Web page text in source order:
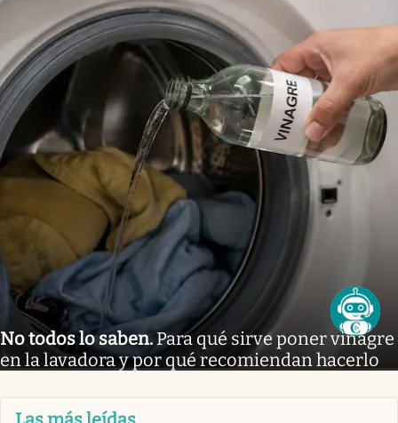
No todos lo saben. Para qué sirve poner vinagre
en la lavadora y por qué recomiendan hacerlo